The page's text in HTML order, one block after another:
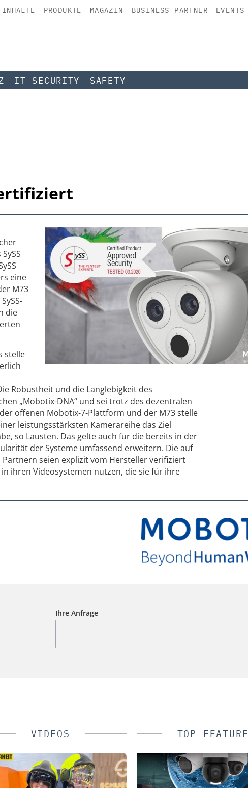
PRODUKTE MAGAZIN BUSINESS PARTNER EVENTS
IT-SECURITY SAFETY
eine
M73
die
stelle
Robustheit und die Langlebigkeit des
„Mobotix-DNA“ und sei trotz des dezentralen
offenen Mobotix-7-Plattform und der M73 stelle
leistungsstärksten Kamerareihe das Ziel
so Lausten. Das gelte auch für die bereits in der
der Systeme umfassend erweitern. Die auf
seien explizit vom Hersteller verifiziert
ihren Videosystemen nutzen, die sie für ihre
Ihre Anfrage
VIDEOS TOP-FEATURE